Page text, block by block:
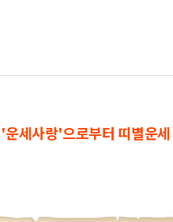
세사랑'으로부터 띠별운